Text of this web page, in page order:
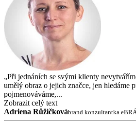
„Při jednáních se svými klienty
umělý obraz o jejich značce, jen hledáme
pojmenováváme,...
Zobrazit celý text
Adriena Růžičkovábrand konzultantka